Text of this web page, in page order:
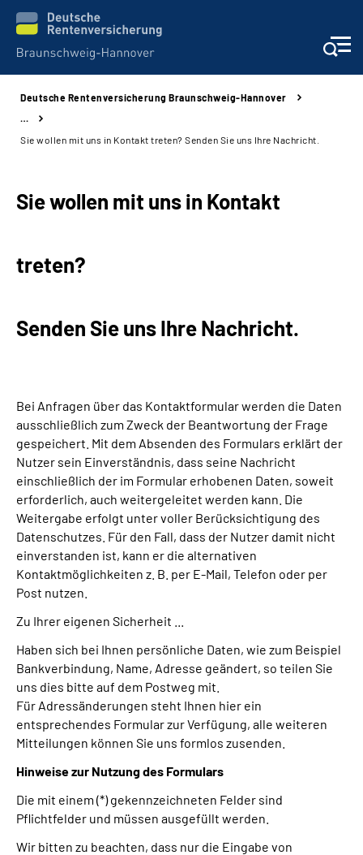
Unsere Kliniken
Über uns
Inhalte in Gebärdensprache (DGS)
Leichte Sprache
Suche
Mein Kundenportal
Deutsche Rentenversicherung Braunschweig-Hannover
…
Sie wollen mit uns in Kontakt treten? Senden Sie uns Ihre Nachricht.
Sie wollen mit uns in Kontakt
treten?
Senden Sie uns Ihre Nachricht.
Bei Anfragen über das Kontaktformular werden die Daten
ausschließlich zum Zweck der Beantwortung der Frage
gespeichert. Mit dem Absenden des Formulars erklärt der
Nutzer sein Einverständnis, dass seine Nachricht
einschließlich der im Formular erhobenen Daten, soweit
erforderlich, auch weitergeleitet werden kann. Die
Weitergabe erfolgt unter voller Berücksichtigung des
Datenschutzes. Für den Fall, dass der Nutzer damit nicht
einverstanden ist, kann er die alternativen
Kontaktmöglichkeiten z. B. per E-Mail, Telefon oder per
Post nutzen.
Zu Ihrer eigenen Sicherheit ...
Haben sich bei Ihnen persönliche Daten, wie zum Beispiel
Bankverbindung, Name, Adresse geändert, so teilen Sie
uns dies bitte auf dem Postweg mit.
Für Adressänderungen steht Ihnen hier ein
entsprechendes Formular zur Verfügung, alle weiteren
Mitteilungen können Sie uns formlos zusenden.
Hinweise zur Nutzung des Formulars
Die mit einem (*) gekennzeichneten Felder sind
Pflichtfelder und müssen ausgefüllt werden.
Wir bitten zu beachten, dass nur die Eingabe von